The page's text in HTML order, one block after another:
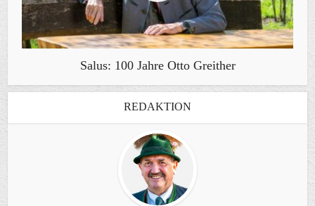
Salus: 100 Jahre Otto Greither
REDAKTION